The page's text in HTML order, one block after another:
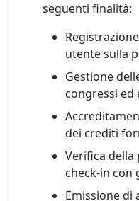
seguenti finalità:
utente sulla
Gestione
congressi ed
dei crediti
Verifica della
check-in con
Emissione di